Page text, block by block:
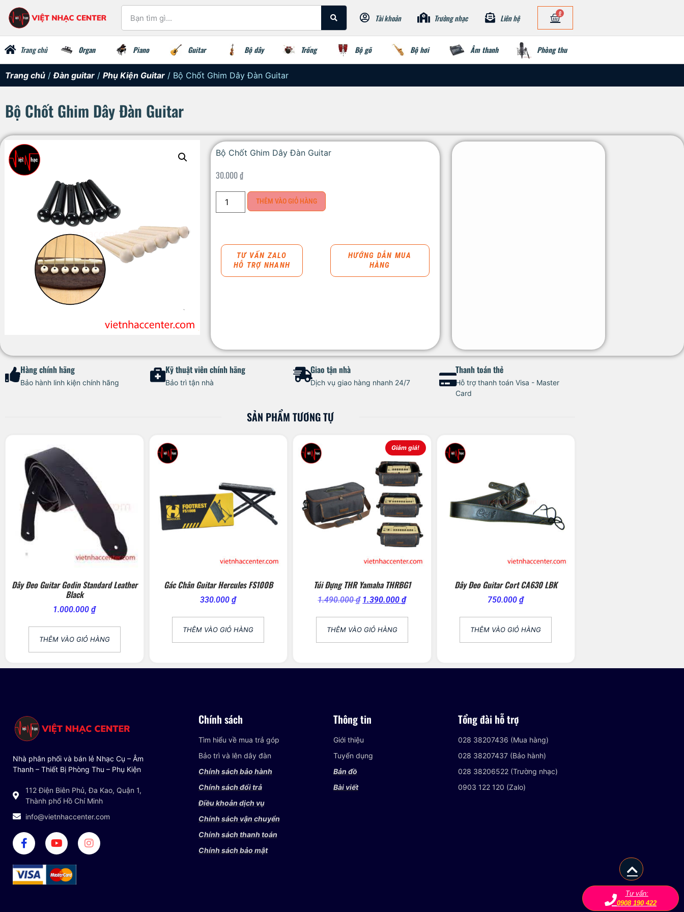
Tài khoản Trường nhạc Liên hệ 0
Trang chủ Organ Piano Guitar Bộ dây Trống Bộ gõ Bộ hơi Âm thanh Phòng thu
Trang chủ /Đàn guitar / Phụ Kiện Guitar / Bộ Chốt Ghim Dây Đàn Guitar
Bộ Chốt Ghim Dây Đàn Guitar
Bộ Chốt Ghim Dây Đàn Guitar
30.000₫
THÊM VÀO GIỎ HÀNG
TƯ VẤN ZALO
HỖ TRỢ NHANH
HƯỚNG DẪN MUA
HÀNG
Hàng chính hãng
Bảo hành linh kiện chính hãng
Kỹ thuật viên chính hãng
Bảo trì tận nhà
Giao tận nhà
Dịch vụ giao hàng nhanh 24/7
Thanh toán thẻ
Hỗ trợ thanh toán Visa - Master
Card
SẢN PHẨM TƯƠNG TỰ
Dây Đeo Guitar Godin Standard Leather
Black
1.000.000₫
THÊM VÀO GIỎ HÀNG
Gác Chân Guitar Hercules FS100B
330.000₫
THÊM VÀO GIỎ HÀNG
Giảm giá!
Túi Đựng THR Yamaha THRBG1
1.490.000₫ 1.390.000₫
THÊM VÀO GIỎ HÀNG
Dây Đeo Guitar Cort CA630 LBK
750.000₫
THÊM VÀO GIỎ HÀNG
Tư vấn:
0908 190 422
Nhà phân phối và bán lẻ Nhạc Cụ – Âm
Thanh – Thiết Bị Phòng Thu – Phụ Kiện
112 Điện Biên Phủ, Đa Kao, Quận 1,
Thành phố Hồ Chí Minh
info@vietnhaccenter.com
Chính sách
Tìm hiểu về mua trả góp
Bảo trì và lên dây đàn
Chính sách bảo hành
Chính sách đổi trả
Điều khoản dịch vụ
Chính sách vận chuyển
Chính sách thanh toán
Chính sách bảo mật
Thông tin
Giới thiệu
Tuyển dụng
Bản đồ
Bài viết
Tổng đài hỗ trợ
028 38207436 (Mua hàng)
028 38207437 (Bảo hành)
028 38206522 (Trường nhạc)
0903 122 120 (Zalo)